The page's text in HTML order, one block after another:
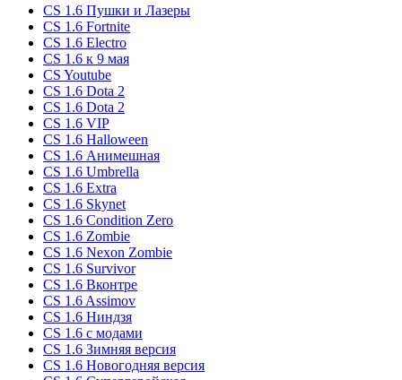
CS 1.6 Пушки и Лазеры
CS 1.6 Fortnite
CS 1.6 Electro
CS 1.6 к 9 мая
CS Youtube
CS 1.6 Dota 2
CS 1.6 Dota 2
CS 1.6 VIP
CS 1.6 Halloween
CS 1.6 Анимешная
CS 1.6 Umbrella
CS 1.6 Extra
CS 1.6 Skynet
CS 1.6 Condition Zero
CS 1.6 Zombie
CS 1.6 Nexon Zombie
CS 1.6 Survivor
CS 1.6 Вконтре
CS 1.6 Assimov
CS 1.6 Ниндзя
CS 1.6 с модами
CS 1.6 Зимняя версия
CS 1.6 Новогодняя версия